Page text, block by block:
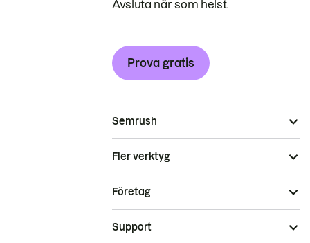
Avsluta när som helst.
Prova gratis
Semrush
Fler verktyg
Företag
Support